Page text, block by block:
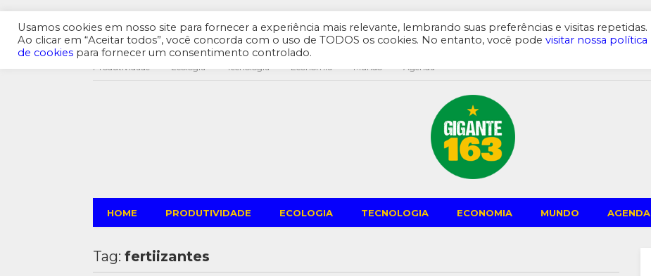
Produtividade Ecologia Tecnologia Economia Mundo Agenda
HOME PRODUTIVIDADE ECOLOGIA TECNOLOGIA ECONOMIA MUNDO AGENDA
Tag: fertiizantes
Usamos cookies em nosso site para fornecer a experiência mais relevante, lembrando suas preferências e visitas repetidas.
Ao clicar em “Aceitar todos”, você concorda com o uso de TODOS os cookies. No entanto, você pode visitar nossa política
de cookies para fornecer um consentimento controlado.